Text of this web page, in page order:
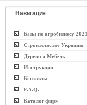
Навигация
Базы по агробизнесу 2021
Строительство Украины
Дерево и Мебель
Инструкция
Контакты
F.A.Q.
Каталог фирм